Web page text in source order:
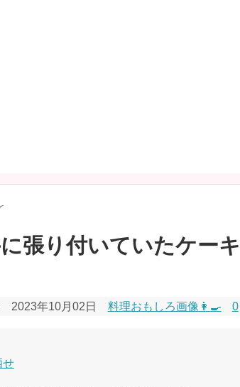
張り付いていたケーキ
2023年10月02日 料理おもしろ画像👩‍🍳 0
せ